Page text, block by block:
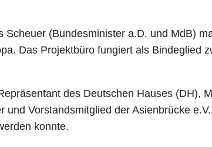
Scheuer (Bundesminister a.D. und MdB)
Das Projektbüro fungiert als Bindeglied
des Deutschen Hauses (DH),
und Vorstandsmitglied der Asienbrücke
konnte.